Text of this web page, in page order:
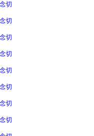
切
切
切
切
切
切
切
切